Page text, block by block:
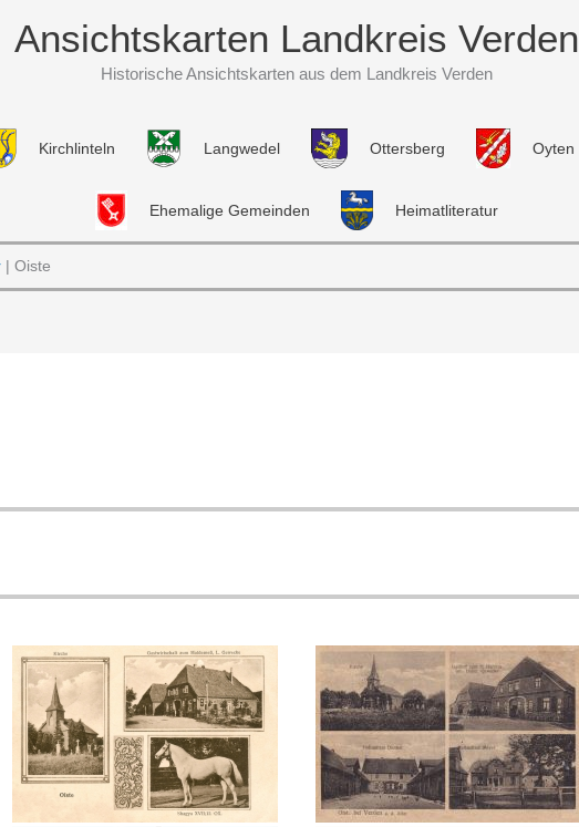
Ansichtskarten Landkreis Verden
Historische Ansichtskarten aus dem Landkreis Verden
Kirchlinteln Langwedel Ottersberg Oyten
Ehemalige Gemeinden Heimatliteratur
Oiste